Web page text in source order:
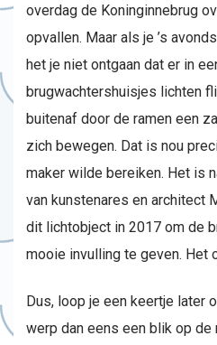
overdag de Koninginnebrug
opvallen. Maar als je ’s
het je niet ontgaan dat er in
brugwachtershuisjes lichten
buitenaf door de ramen een
zich bewegen. Dat is nou
maker wilde bereiken. Het is
van kunstenares en architect
dit lichtobject in 2017 om de
mooie invulling te geven. Het
Dus, loop je een keertje later
werp dan eens een blik op de